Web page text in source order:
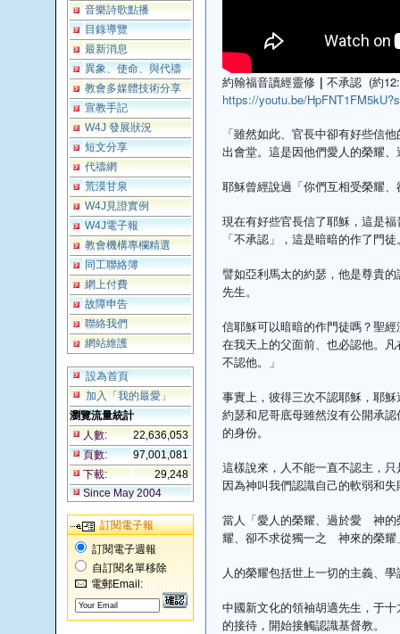
音樂詩歌點播
目錄導覽
最新消息
異象、使命、與代禱
教會多媒體技術分享
宣教手記
W4J 發展狀況
短文分享
代禱網
荒漠甘泉
W4J見證實例
W4J電子報
教會機構專欄精選
同工聯絡簿
網上付費
故障申告
聯絡我們
網站維護
設為首頁
加入「我的最愛」
瀏覽流量統計
人數:
22,636,053
頁數:
97,001,081
下載:
29,248
Since May 2004
訂閱電子報
訂閱電子週報
自訂閱名單移除
電郵Email:
約翰福音讀經靈修｜ 不承認 (約
https://youtu.be/
「雖然如此、官長中卻有好些信
出會堂。這是因他們愛人的榮耀
耶穌曾經說過「你們互相受榮耀
現在有好些官長信了耶穌，這是
「不承認」，這是暗暗的作了門徒
譬如亞利馬太的約瑟，他是尊貴
先生。
信耶穌可以暗暗的作門徒嗎？聖
在我天上的父面前、也必認他。
不認他。」
事實上，彼得三次不認耶穌，耶
約瑟和尼哥底母雖然沒有公開承
的身份。
這樣說來，人不能一直不認主，
因為神叫我們認識自己的軟弱和
當人「愛人的榮耀、過於愛 神的
耀、卻不求從獨一之 神來的榮耀
人的榮耀包括世上一切的主義、
中國新文化的領袖胡適先生，于
的接待，開始接觸認識基督教。